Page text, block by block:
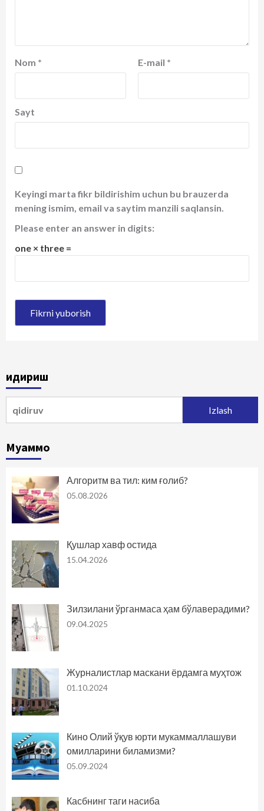
Nom * E-mail *
Sayt
Keyingi marta fikr bildirishim uchun bu brauzerda
mening ismim, email va saytim manzili saqlansin.
Please enter an answer in digits:
one × three =
Қидириш
Муаммо
Алгоритм ва тил: ким ғолиб?
05.08.2026
Қушлар хавф остида
15.04.2026
Зилзилани ўрганмаса ҳам бўлаверадими?
09.04.2025
Журналистлар маскани ёрдамга муҳтож
01.10.2024
Кино Олий ўқув юрти мукаммаллашуви
омилларини биламизми?
05.09.2024
Касбнинг таги насиба